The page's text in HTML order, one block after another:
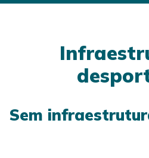
Sem